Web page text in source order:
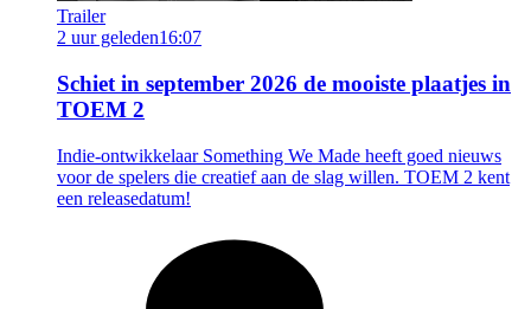
Trailer
2 uur geleden16:07
Schiet in september 2026 de mooiste plaatjes in
TOEM 2
Indie-ontwikkelaar Something We Made heeft goed nieuws
voor de spelers die creatief aan de slag willen. TOEM 2 kent
een releasedatum!